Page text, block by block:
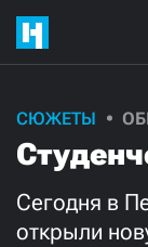
СЮЖЕТЫ
Сегодня в
открыли